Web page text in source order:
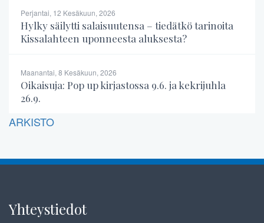
Perjantai, 12 Kesäkuun, 2026
Hylky säilytti salaisuutensa – tiedätkö tarinoita
Kissalahteen uponneesta aluksesta?
Maanantai, 8 Kesäkuun, 2026
Oikaisuja: Pop up kirjastossa 9.6. ja kekrijuhla
26.9.
ARKISTO
Yhteystiedot